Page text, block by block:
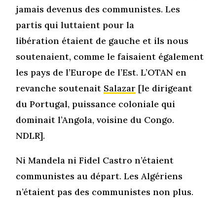
jamais devenus des communistes. Les
partis qui luttaient pour la
libération étaient de gauche et ils nous
soutenaient, comme le faisaient également
les pays de l’Europe de l’Est. L’OTAN en
revanche soutenait Salazar [le dirigeant
du Portugal, puissance coloniale qui
dominait l’Angola, voisine du Congo.
NDLR].
Ni Mandela ni Fidel Castro n’étaient
communistes au départ. Les Algériens
n’étaient pas des communistes non plus.